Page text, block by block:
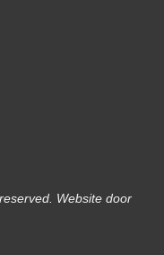
Website door